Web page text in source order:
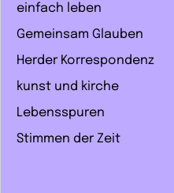
einfach leben
Gemeinsam Glauben
Herder Korrespondenz
kunst und kirche
Lebensspuren
Stimmen der Zeit